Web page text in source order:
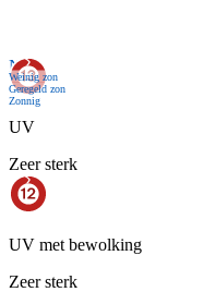
Nu
Weinig zon
Geregeld zon
Zonnig
UV
Zeer sterk
UV met bewolking
Zeer sterk